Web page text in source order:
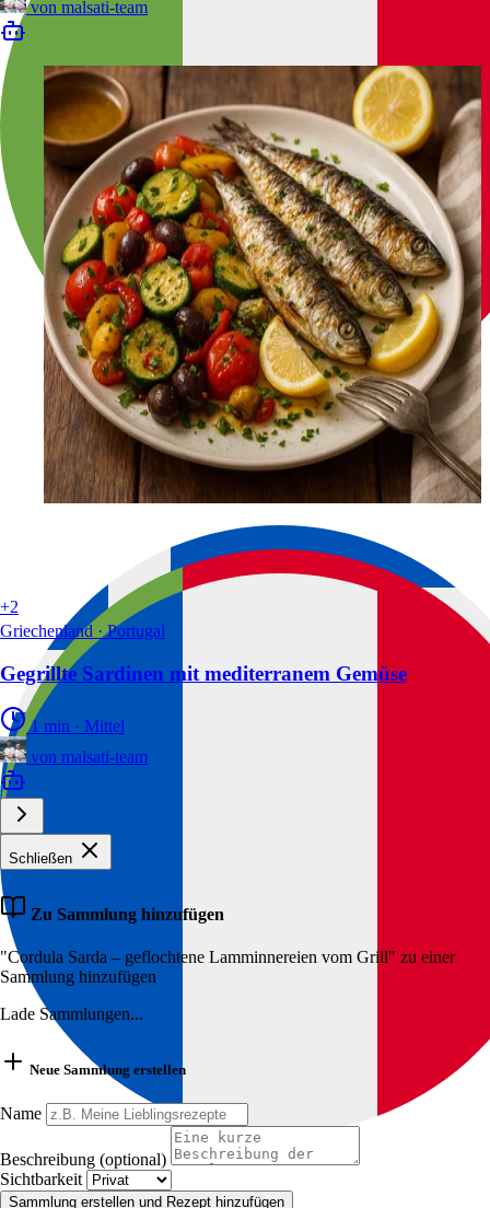
von malsati-team
+2
Griechenland · Portugal
Gegrillte Sardinen mit mediterranem Gemüse
1 min · Mittel
von malsati-team
Schließen
Zu Sammlung hinzufügen
"Cordula Sarda – geflochtene Lamminnereien vom Grill" zu einer
Sammlung hinzufügen
Lade Sammlungen...
Neue Sammlung erstellen
Name
Beschreibung (optional)
Sichtbarkeit
Sammlung erstellen und Rezept hinzufügen